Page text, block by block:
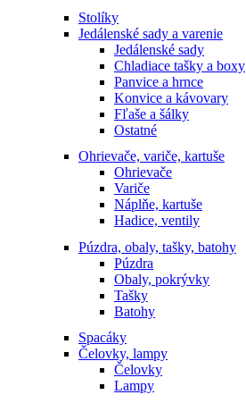
Stolíky
Jedálenské sady a varenie
Jedálenské sady
Chladiace tašky a boxy
Panvice a hrnce
Konvice a kávovary
Fľaše a šálky
Ostatné
Ohrievače, variče, kartuše
Ohrievače
Variče
Náplňe, kartuše
Hadice, ventily
Púzdra, obaly, tašky, batohy
Púzdra
Obaly, pokrývky
Tašky
Batohy
Spacáky
Čelovky, lampy
Čelovky
Lampy